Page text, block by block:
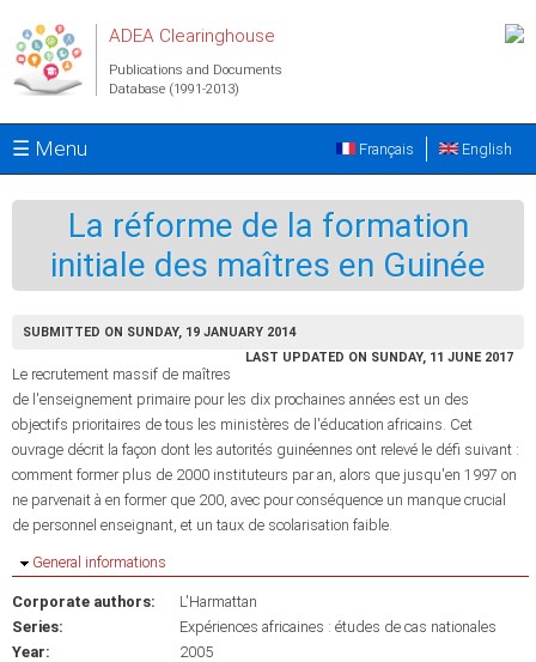
ADEA Clearinghouse
Publications and Documents
Database (1991-2013)
☰ Menu English
Français
La réforme de la formation
initiale des maîtres en Guinée
SUBMITTED ON SUNDAY, 19 JANUARY 2014
LAST UPDATED ON SUNDAY, 11 JUNE 2017
Le recrutement massif de maîtres
de l'enseignement primaire pour les dix prochaines années est un des
objectifs prioritaires de tous les ministères de l'éducation africains. Cet
ouvrage décrit la façon dont les autorités guinéennes ont relevé le défi suivant :
comment former plus de 2000 instituteurs par an, alors que jusqu'en 1997 on
ne parvenait à en former que 200, avec pour conséquence un manque crucial
de personnel enseignant, et un taux de scolarisation faible.
Hide
General informations
Corporate authors:
L'Harmattan
Series:
Expériences africaines : études de cas nationales
Year:
2005